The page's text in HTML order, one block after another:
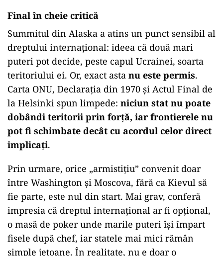
Final în cheie critică
Summitul din Alaska a atins un punct sensibil al
dreptului internațional: ideea că două mari
puteri pot decide, peste capul Ucrainei, soarta
teritoriului ei. Or, exact asta nu este permis.
Carta ONU, Declarația din 1970 și Actul Final de
la Helsinki spun limpede: niciun stat nu poate
dobândi teritorii prin forță, iar frontierele nu
pot fi schimbate decât cu acordul celor direct
implicați.
Prin urmare, orice „armistițiu” convenit doar
între Washington și Moscova, fără ca Kievul să
fie parte, este nul din start. Mai grav, conferă
impresia că dreptul internațional ar fi opțional,
o masă de poker unde marile puteri își împart
fisele după chef, iar statele mai mici rămân
simple jetoane. În realitate, nu e doar o